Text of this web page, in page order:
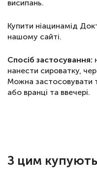
висипань.
Купити ніацинамід
нашому сайті.
Спосіб застосування:
нанести сироватку,
Можна застосовувати
або вранці та ввечері.
З цим купують